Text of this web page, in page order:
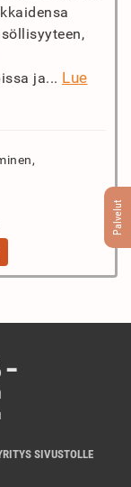
Palvelut
ja... Lue
SIVUSTOLLE